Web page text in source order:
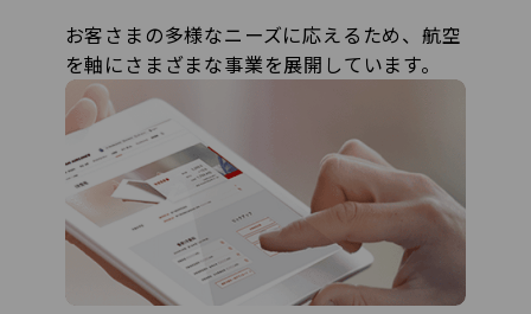
お客さまの多様なニーズに応えるため、航空
を軸にさまざまな事業を展開しています。